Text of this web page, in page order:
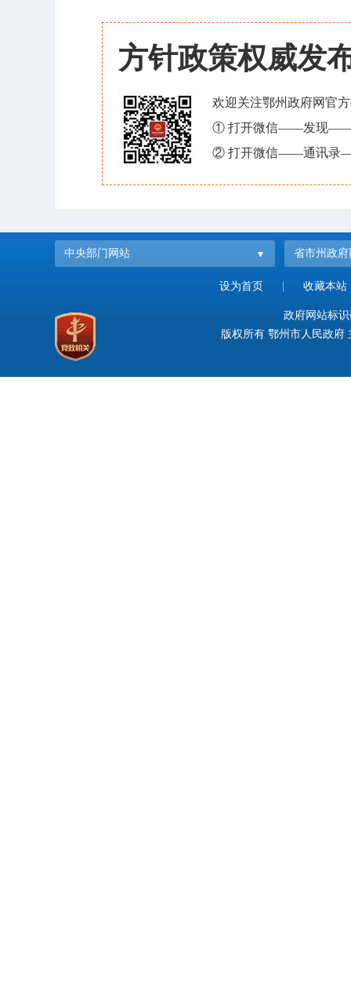
方针政策权威发
欢迎关注鄂州政府网官
① 打开微信——发现——
② 打开微信——通讯录
中央部门网站 省市州政府
设为首页 收藏本站
政府网站标
版权所有 鄂州市人民政府